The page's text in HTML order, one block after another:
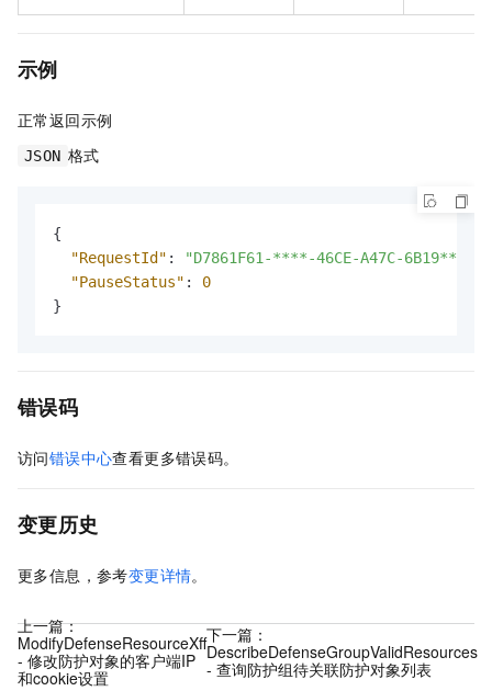
示例
正常返回示例
JSON 格式
{
"RequestId" :
"D7861F61-****-46CE-A47C-
"PauseStatus" :
0
}
错误码
访问错误中心查看更多错误码。
变更历史
更多信息，参考变更详情。
上一篇：
ModifyDefenseResourceXff
- 修改防护对象的客户端IP
和cookie设置
下一篇：
DescribeDefenseGroupValidResources
- 查询防护组待关联防护对象列表